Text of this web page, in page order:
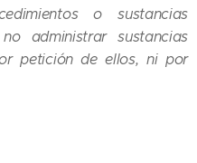
o sustancias
administrar sustancias
petición de ellos, ni por